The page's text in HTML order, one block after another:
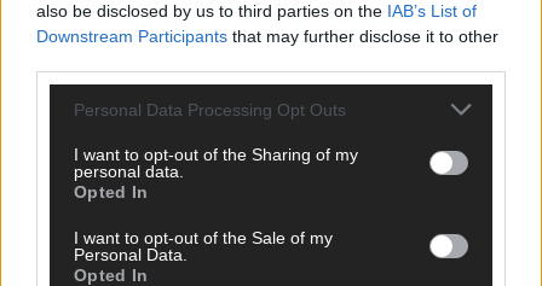
also be disclosed by us to third parties on the IAB’s List of
Downstream Participants that may further disclose it to other
Personal Data Processing Opt Outs
I want to opt-out of the Sharing of my
personal data.
Opted In
I want to opt-out of the Sale of my
Personal Data.
Opted In
Benachrichtige mich über neue Beiträge via E-Mail.